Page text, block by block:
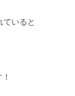
ていると